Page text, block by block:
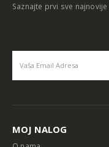
Saznajte prvi sve
MOJ NALOG